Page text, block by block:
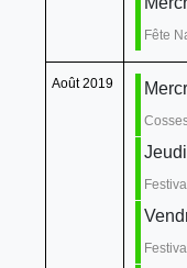
Fête
Août 2019
Festival
Festival